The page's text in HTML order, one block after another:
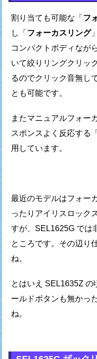
割り当ても可能な「 フ
し 「 フォーカスリング
コンパクトボディなが
いて絞りリングクリッ
るのでクリック音無し
とも可能です。
またマニュアルフォー
スポンスよく反応する「
用しています。
最近のモデルはフォー
ったり アイリスロック
すが、 SEL1625G では
ところです。 その辺り
ね。
とはいえ SEL1635Z の
ールドボタンも無かっ
ね。